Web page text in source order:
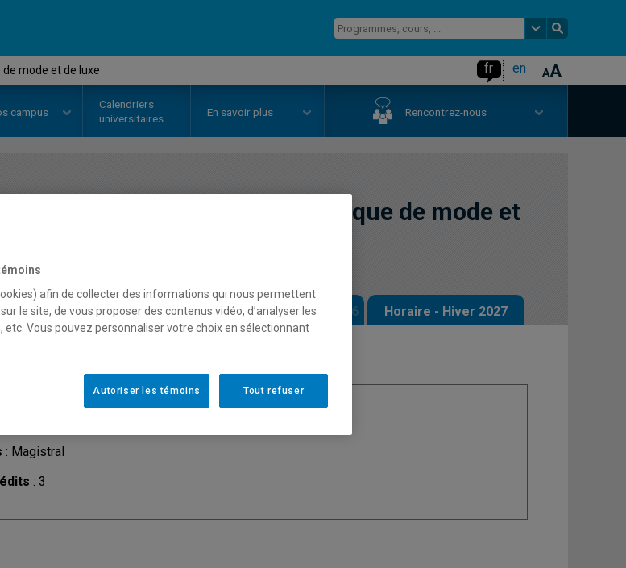
mode et de luxe fr en
campus
Calendriers
universitaires
En savoir plus Rencontrez-nous
Sémiotique de la marque de mode et
Horaire - Été 2026 Horaire - Automne 2026 Horaire - Hiver 2027
: Magistral
: 3
afin de collecter des informations qui nous permettent
le site, de vous proposer des contenus vidéo, d’analyser les
Vous pouvez personnaliser votre choix en sélectionnant
Tout refuser
Autoriser les témoins